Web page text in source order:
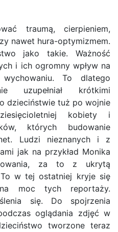
traumą, cierpieniem,
nawet hura-optymizmem.
jako takie. Ważność
i ich ogromny wpływ na
To dlatego
uzupełniał krótkimi
dzieciństwie tuż po wojnie
kobiety i
których budowanie
Ludzi nieznanych i z
jak na przykład Monika
za to z ukrytą
w tej ostatniej kryje się
moc tych reportaży.
się. Do spojrzenia
oglądania zdjęć w
tworzone teraz